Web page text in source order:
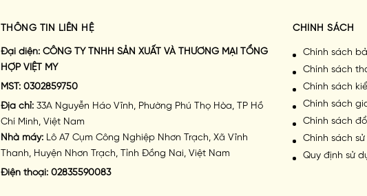
THÔNG TIN LIÊN HỆ
Đại diện: CÔNG TY TNHH SẢN XUẤT VÀ THƯƠNG MẠI TỔNG
HỢP VIỆT MY
MST: 0302859750
Địa chỉ: 33A Nguyễn Háo Vĩnh, Phường Phú Thọ Hòa, TP Hồ
Chí Minh, Việt Nam
Nhà máy:Lô A7 Cụm Công Nghiệp Nhơn Trạch, Xã Vĩnh
Thanh, Huyện Nhơn Trạch, Tỉnh Đồng Nai, Việt Nam
Điện thoại: 02835590083
CHÍNH SÁCH
Chính sách
Chính sách
Chính sách
Chính sách
Chính sách
Chính sách
Quy định sử